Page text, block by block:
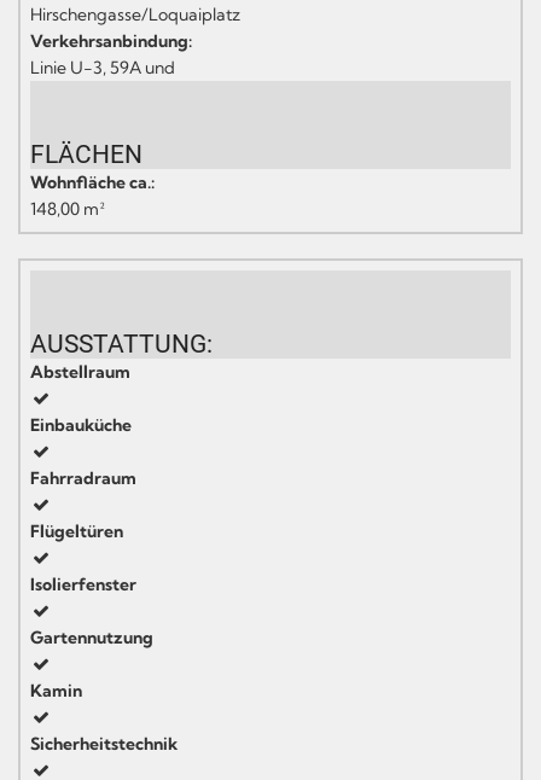
Hirschengasse/Loquaiplatz
Verkehrsanbindung:
Linie U-3, 59A und
FLÄCHEN
Wohnfläche ca.:
148,00 m²
AUSSTATTUNG:
Abstellraum
Einbauküche
Fahrradraum
Flügeltüren
Isolierfenster
Gartennutzung
Kamin
Sicherheitstechnik